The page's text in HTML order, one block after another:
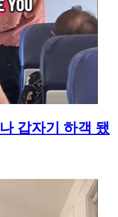
갑자기 하객 됐